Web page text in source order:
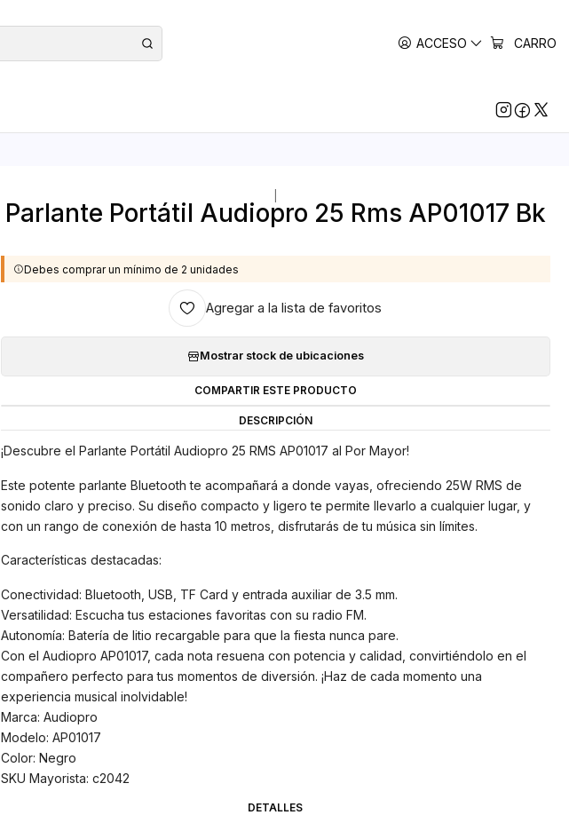
ACCESO CARRO
Parlante Portátil Audiopro 25 Rms AP01017 Bk
Debes comprar un mínimo de 2 unidades
Agregar a la lista de favoritos
Mostrar stock de ubicaciones
COMPARTIR ESTE PRODUCTO
DESCRIPCIÓN
¡Descubre el Parlante Portátil Audiopro 25 RMS AP01017 al Por Mayor!
Este potente parlante Bluetooth te acompañará a donde vayas, ofreciendo 25W RMS de
sonido claro y preciso. Su diseño compacto y ligero te permite llevarlo a cualquier lugar, y
con un rango de conexión de hasta 10 metros, disfrutarás de tu música sin límites.
Características destacadas:
Conectividad: Bluetooth, USB, TF Card y entrada auxiliar de 3.5 mm.
Versatilidad: Escucha tus estaciones favoritas con su radio FM.
Autonomía: Batería de litio recargable para que la fiesta nunca pare.
Con el Audiopro AP01017, cada nota resuena con potencia y calidad, convirtiéndolo en el
compañero perfecto para tus momentos de diversión. ¡Haz de cada momento una
experiencia musical inolvidable!
Marca: Audiopro
Modelo: AP01017
Color: Negro
SKU Mayorista: c2042
DETALLES